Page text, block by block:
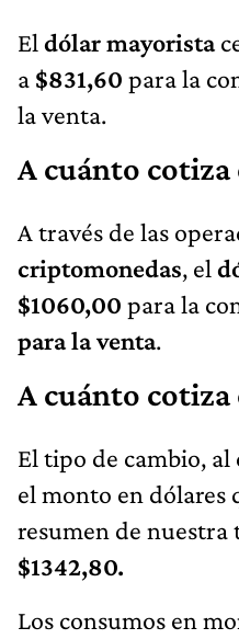
El dólar mayorista
a $831,60 para la
la venta.
A cuánto
A través de las
criptomonedas, el
$1060,00 para la
para la venta.
A cuánto
El tipo de cambio,
el monto en dólares
resumen de nuestra
$1342,80.
Los consumos en